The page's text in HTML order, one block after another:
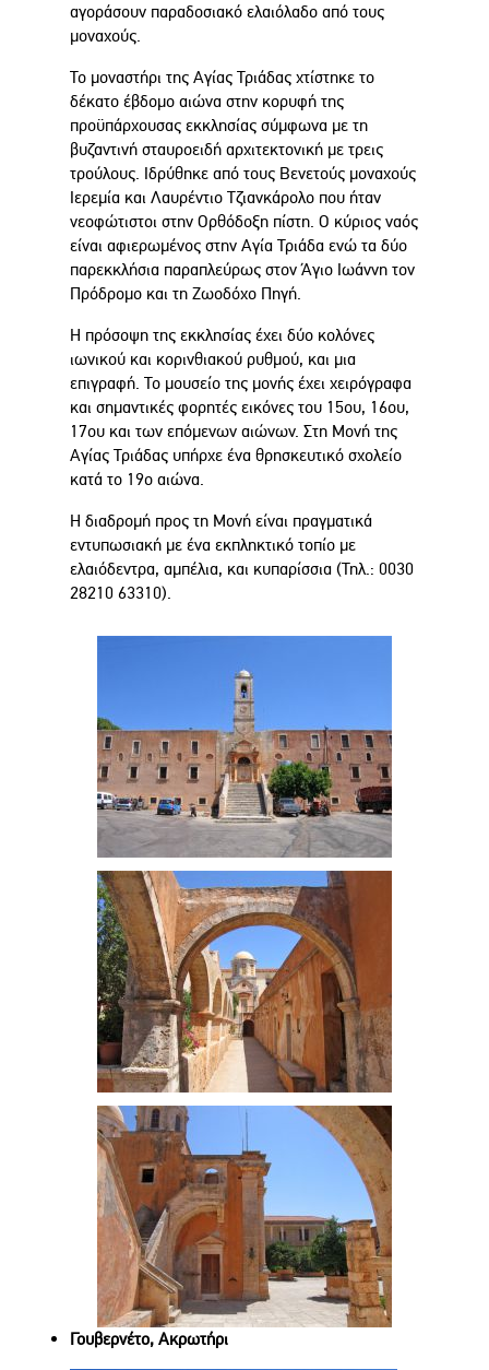
αγοράσουν παραδοσιακό ελαιόλαδο από τους
μοναχούς.
Το μοναστήρι της Αγίας Τριάδας χτίστηκε το
δέκατο έβδομο αιώνα στην κορυφή της
προϋπάρχουσας εκκλησίας σύμφωνα με τη
βυζαντινή σταυροειδή αρχιτεκτονική με τρεις
τρούλους. Ιδρύθηκε από τους Βενετούς μοναχούς
Ιερεμία και Λαυρέντιο Τζιανκάρολο που ήταν
νεοφώτιστοι στην Ορθόδοξη πίστη. Ο κύριος ναός
είναι αφιερωμένος στην Αγία Τριάδα ενώ τα δύο
παρεκκλήσια παραπλεύρως στον Άγιο Ιωάννη τον
Πρόδρομο και τη Ζωοδόχο Πηγή.
Η πρόσοψη της εκκλησίας έχει δύο κολόνες
ιωνικού και κορινθιακού ρυθμού, και μια
επιγραφή. Το μουσείο της μονής έχει χειρόγραφα
και σημαντικές φορητές εικόνες του 15ου, 16ου,
17ου και των επόμενων αιώνων. Στη Μονή της
Αγίας Τριάδας υπήρχε ένα θρησκευτικό σχολείο
κατά το 19ο αιώνα.
Η διαδρομή προς τη Μονή είναι πραγματικά
εντυπωσιακή με ένα εκπληκτικό τοπίο με
ελαιόδεντρα, αμπέλια, και κυπαρίσσια (Τηλ.: 0030
28210 63310).
Γουβερνέτο, Ακρωτήρι